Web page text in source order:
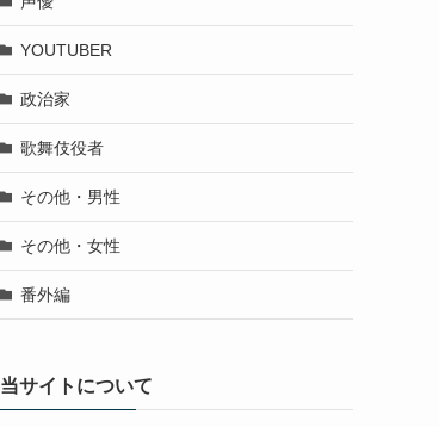
YOUTUBER
政治家
歌舞伎役者
その他・男性
その他・女性
番外編
当サイトについて